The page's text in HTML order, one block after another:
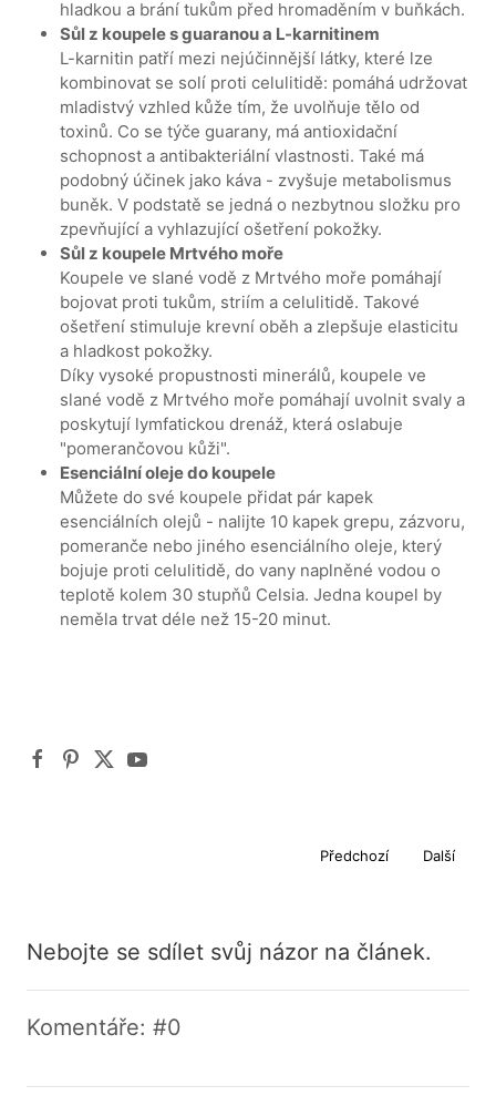
hladkou a brání tukům před hromaděním v buňkách.
Sůl z koupele s guaranou a L-karnitinem
L-karnitin patří mezi nejúčinnější látky, které lze
kombinovat se solí proti celulitidě: pomáhá udržovat
mladistvý vzhled kůže tím, že uvolňuje tělo od
toxinů. Co se týče guarany, má antioxidační
schopnost a antibakteriální vlastnosti. Také má
podobný účinek jako káva - zvyšuje metabolismus
buněk. V podstatě se jedná o nezbytnou složku pro
zpevňující a vyhlazující ošetření pokožky.
Sůl z koupele Mrtvého moře
Koupele ve slané vodě z Mrtvého moře pomáhají
bojovat proti tukům, striím a celulitidě. Takové
ošetření stimuluje krevní oběh a zlepšuje elasticitu
a hladkost pokožky.
Díky vysoké propustnosti minerálů, koupele ve
slané vodě z Mrtvého moře pomáhají uvolnit svaly a
poskytují lymfatickou drenáž, která oslabuje
"pomerančovou kůži".
Esenciální oleje do koupele
Můžete do své koupele přidat pár kapek
esenciálních olejů - nalijte 10 kapek grepu, zázvoru,
pomeranče nebo jiného esenciálního oleje, který
bojuje proti celulitidě, do vany naplněné vodou o
teplotě kolem 30 stupňů Celsia. Jedna koupel by
neměla trvat déle než 15-20 minut.
Předchozí Další
Nebojte se sdílet svůj názor na článek.
Komentáře: #0